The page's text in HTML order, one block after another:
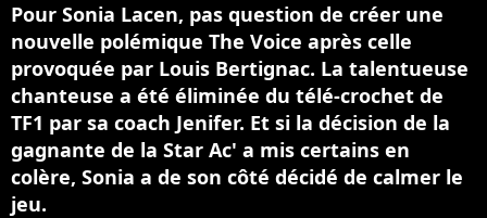
Pour Sonia Lacen, pas question de créer une
nouvelle polémique The Voice après celle
provoquée par Louis Bertignac. La talentueuse
chanteuse a été éliminée du télé-crochet de
TF1 par sa coach Jenifer. Et si la décision de la
gagnante de la Star Ac' a mis certains en
colère, Sonia a de son côté décidé de calmer le
jeu.